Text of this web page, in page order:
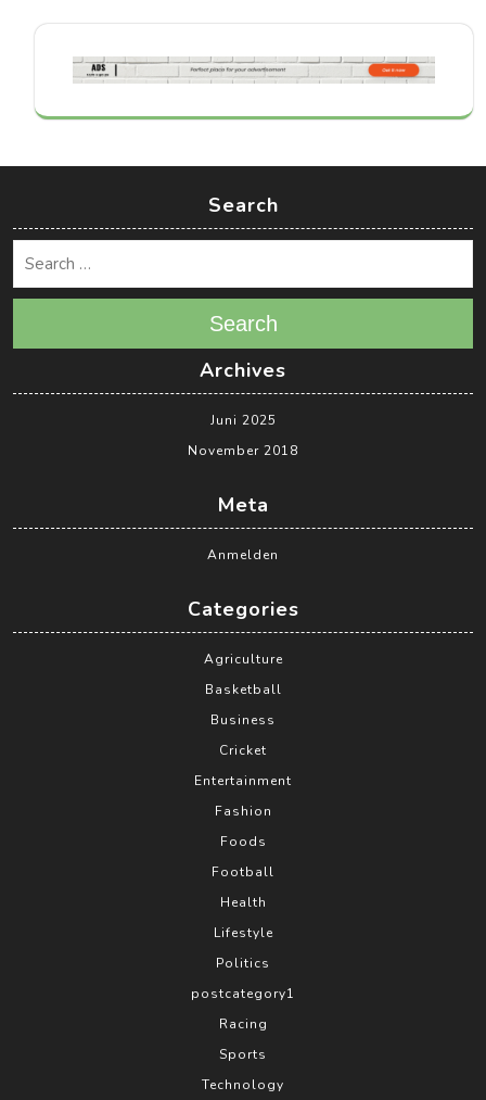
Search
Search
Archives
Juni 2025
November 2018
Meta
Anmelden
Categories
Agriculture
Basketball
Business
Cricket
Entertainment
Fashion
Foods
Football
Health
Lifestyle
Politics
postcategory1
Racing
Sports
Technology